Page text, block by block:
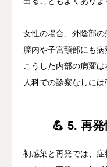
女性の場合、外陰部の
膣内や子宮頸部にも病
こうした内部の病変
人科での診察なしには
💪 5. 再
初感染と再発では、